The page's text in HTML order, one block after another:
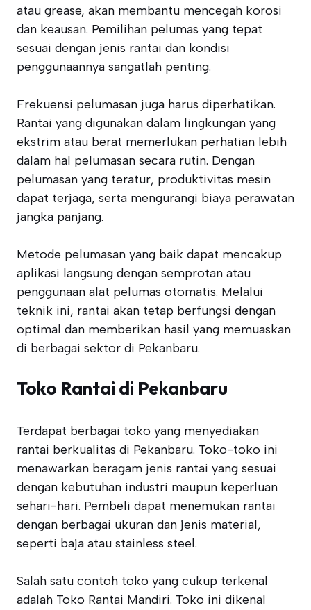
atau grease, akan membantu mencegah korosi
dan keausan. Pemilihan pelumas yang tepat
sesuai dengan jenis rantai dan kondisi
penggunaannya sangatlah penting.
Frekuensi pelumasan juga harus diperhatikan.
Rantai yang digunakan dalam lingkungan yang
ekstrim atau berat memerlukan perhatian lebih
dalam hal pelumasan secara rutin. Dengan
pelumasan yang teratur, produktivitas mesin
dapat terjaga, serta mengurangi biaya perawatan
jangka panjang.
Metode pelumasan yang baik dapat mencakup
aplikasi langsung dengan semprotan atau
penggunaan alat pelumas otomatis. Melalui
teknik ini, rantai akan tetap berfungsi dengan
optimal dan memberikan hasil yang memuaskan
di berbagai sektor di Pekanbaru.
Toko Rantai di Pekanbaru
Terdapat berbagai toko yang menyediakan
rantai berkualitas di Pekanbaru. Toko-toko ini
menawarkan beragam jenis rantai yang sesuai
dengan kebutuhan industri maupun keperluan
sehari-hari. Pembeli dapat menemukan rantai
dengan berbagai ukuran dan jenis material,
seperti baja atau stainless steel.
Salah satu contoh toko yang cukup terkenal
adalah Toko Rantai Mandiri. Toko ini dikenal